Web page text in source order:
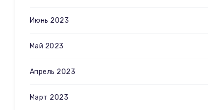
Июнь 2023
Май 2023
Апрель 2023
Март 2023